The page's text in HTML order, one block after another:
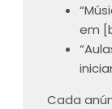
em
Cada